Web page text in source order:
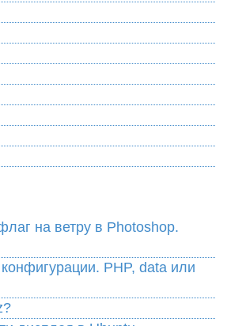
на ветру в Photoshop.
PHP, data или